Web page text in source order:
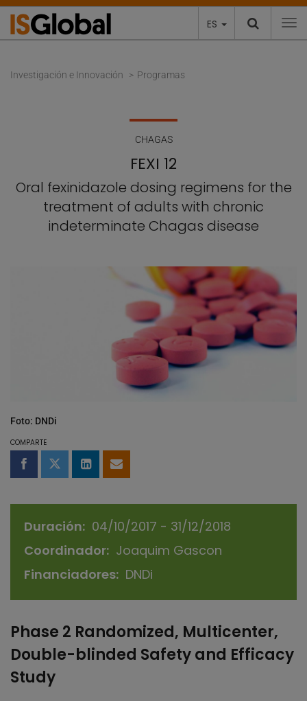
ES
Investigación e Innovación Programas
CHAGAS
FEXI 12
Oral fexinidazole dosing regimens for the
treatment of adults with chronic
indeterminate Chagas disease
Foto: DNDi
COMPARTE
Compartir en Facebook
Compartir en Twitter
Compartir en LinkedIn
Compartir por email
Duración
04/10/2017 - 31/12/2018
Coordinador Joaquim Gascon
Financiadores DNDi
Phase 2 Randomized, Multicenter,
Double-blinded Safety and Efficacy
Study